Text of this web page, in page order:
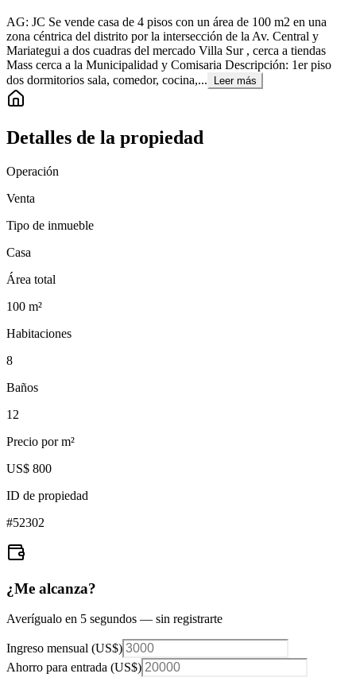
AG: JC Se vende casa de 4 pisos con un área de 100 m2 en una
zona céntrica del distrito por la intersección de la Av. Central y
Mariategui a dos cuadras del mercado Villa Sur , cerca a tiendas
Mass cerca a la Municipalidad y Comisaria Descripción: 1er piso
dos dormitorios sala, comedor, cocina,...
Leer más
Detalles de la propiedad
Operación
Venta
Tipo de inmueble
Casa
Área total
100 m²
Habitaciones
8
Baños
12
Precio por m²
US$ 800
ID de propiedad
#52302
¿Me alcanza?
Averígualo en 5 segundos — sin registrarte
Ingreso mensual (US$)
Ahorro para entrada (US$)